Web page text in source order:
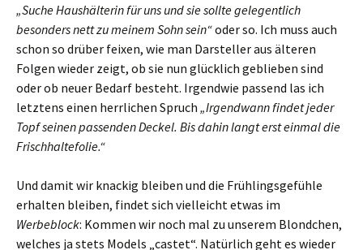
„Suche Haushälterin für uns und sie sollte gelegentlich
besonders nett zu meinem Sohn sein“oder so. Ich muss auch
schon so drüber feixen, wie man Darsteller aus älteren
Folgen wieder zeigt, ob sie nun glücklich geblieben sind
oder ob neuer Bedarf besteht. Irgendwie passend las ich
letztens einen herrlichen Spruch „Irgendwann findet jeder
Topf seinen passenden Deckel. Bis dahin langt erst einmal die
Frischhaltefolie.“
Und damit wir knackig bleiben und die Frühlingsgefühle
erhalten bleiben, findet sich vielleicht etwas im
Werbeblock: Kommen wir noch mal zu unserem Blondchen,
welches ja stets Models „castet“. Natürlich geht es wieder